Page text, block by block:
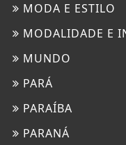
MODA E ESTILO
MODALIDADE E
MUNDO
PARÁ
PARAÍBA
PARANÁ